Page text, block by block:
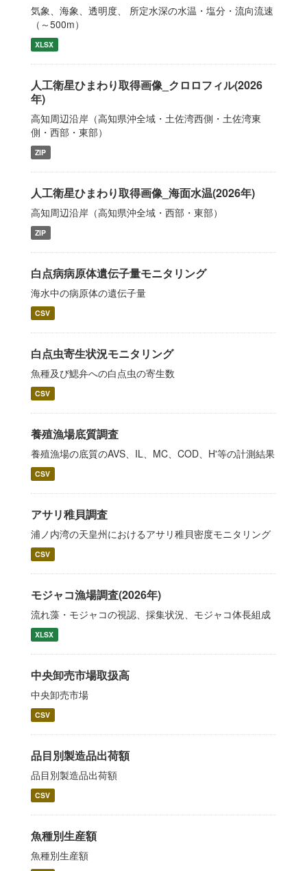
気象、海象、透明度、 所定水深の水温・塩分・流向流速
（～500m）
XLSX
人工衛星ひまわり取得画像_クロロフィル(2026
年)
高知周辺沿岸（高知県沖全域・土佐湾西側・土佐湾東
側・西部・東部）
ZIP
人工衛星ひまわり取得画像_海面水温(2026年)
高知周辺沿岸（高知県沖全域・西部・東部）
ZIP
白点病病原体遺伝子量モニタリング
海水中の病原体の遺伝子量
CSV
白点虫寄生状況モニタリング
魚種及び鰓弁への白点虫の寄生数
CSV
養殖漁場底質調査
養殖漁場の底質のAVS、IL、MC、COD、H'等の計測結果
CSV
アサリ稚貝調査
浦ノ内湾の天皇州におけるアサリ稚貝密度モニタリング
CSV
モジャコ漁場調査(2026年)
流れ藻・モジャコの視認、採集状況、モジャコ体長組成
XLSX
中央卸売市場取扱高
中央卸売市場
CSV
品目別製造品出荷額
品目別製造品出荷額
CSV
魚種別生産額
魚種別生産額